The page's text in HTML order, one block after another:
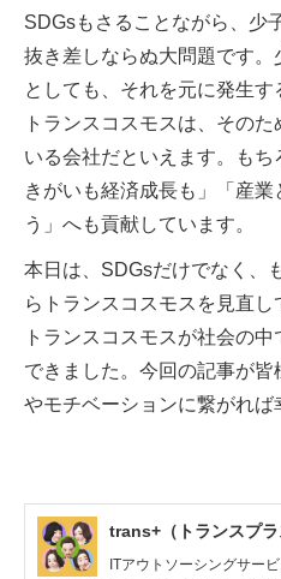
SDGsもさることながら、少
抜き差しならぬ大問題です
としても、それを元に発生す
トランスコスモスは、その
いる会社だといえます。も
きがいも経済成長も」「産
う」へも貢献しています。
本日は、SDGsだけでなく、
らトランスコスモスを見直
トランスコスモスが社会の
できました。今回の記事が
やモチベーションに繋がれば
trans+（トランスプ
ITアウトソーシングサー